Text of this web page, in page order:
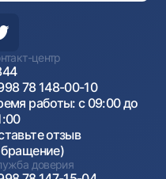
центр
78 148-00-10
работы: с 09:00 до
отзыв
доверия